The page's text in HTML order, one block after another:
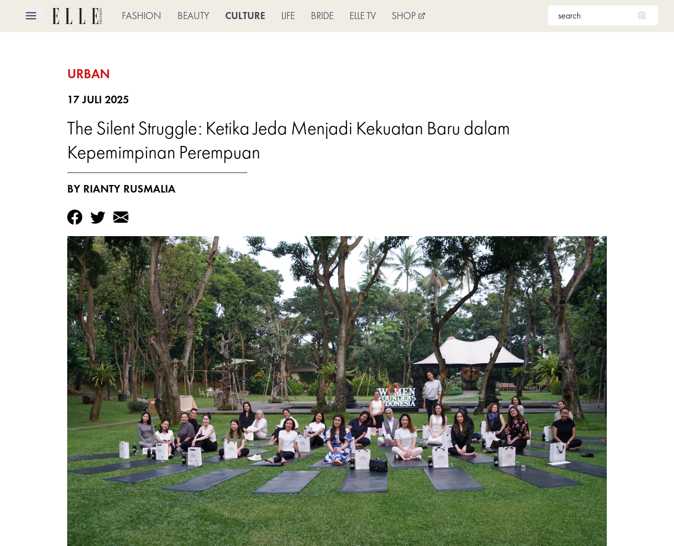
FASHION BEAUTY CULTURE LIFE BRIDE ELLE TV SHOP
URBAN
17 JULI 2025
The Silent Struggle: Ketika Jeda Menjadi Kekuatan Baru dalam
Kepemimpinan Perempuan
BY RIANTY RUSMALIA